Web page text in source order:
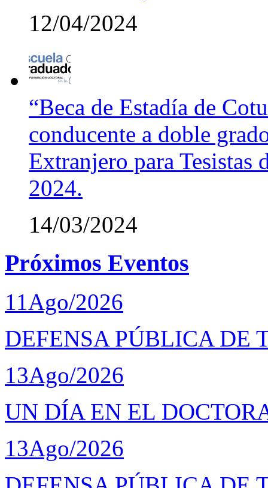
12/04/2024
“Beca de Estadía de
conducente a doble
Extranjero para Tesistas
2024.
14/03/2024
Próximos Eventos
11Ago/2026
DEFENSA PÚBLICA DE
13Ago/2026
UN DÍA EN EL
13Ago/2026